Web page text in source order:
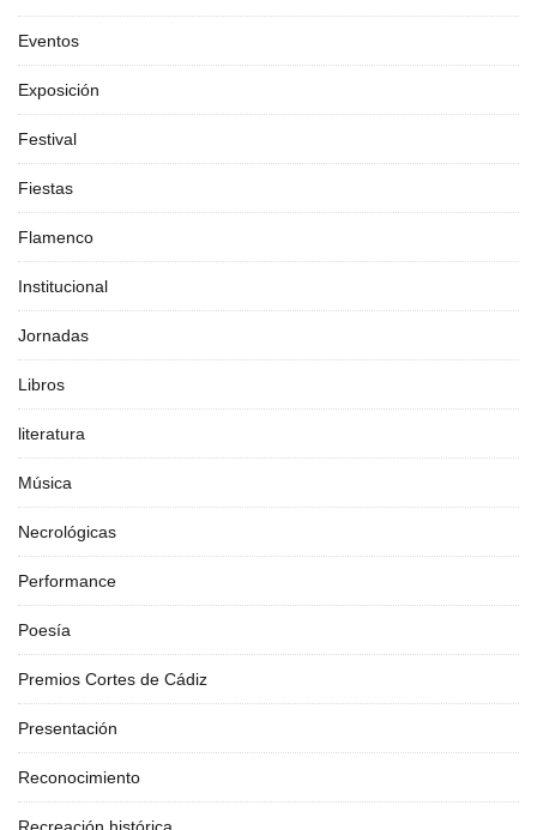
Eventos
Exposición
Festival
Fiestas
Flamenco
Institucional
Jornadas
Libros
literatura
Música
Necrológicas
Performance
Poesía
Premios Cortes de Cádiz
Presentación
Reconocimiento